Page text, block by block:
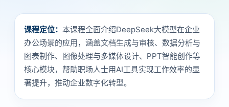
课程定位： 本课程全面介绍DeepSeek大模型在企业
办公场景的应用，涵盖文档生成与审核、数据分析与
图表制作、图像处理与多媒体设计、PPT智能创作等
核心模块，帮助职场人士用AI工具实现工作效率的显
著提升，推动企业数字化转型。